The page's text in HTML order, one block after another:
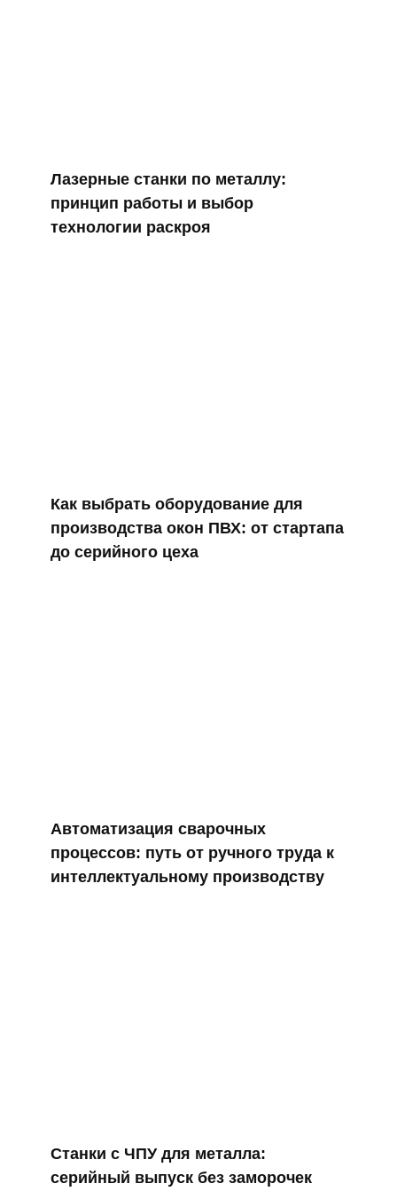
Лазерные станки по металлу:
принцип работы и выбор
технологии раскроя
Как выбрать оборудование для
производства окон ПВХ: от стартапа
до серийного цеха
Автоматизация сварочных
процессов: путь от ручного труда к
интеллектуальному производству
Станки с ЧПУ для металла:
серийный выпуск без заморочек